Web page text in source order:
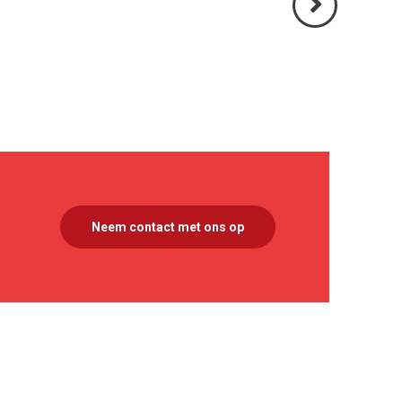
Volgende
Neem contact met ons op